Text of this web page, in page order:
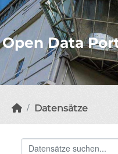
Open Data
Datensätze